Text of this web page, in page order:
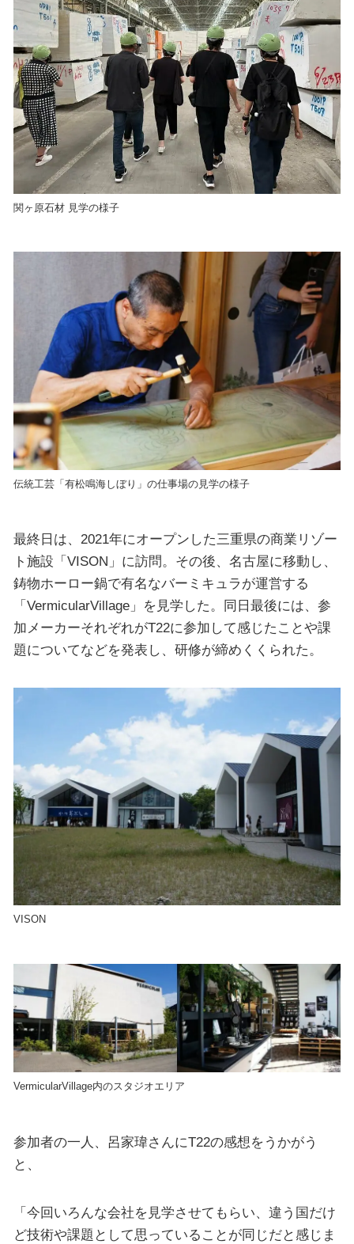
関ヶ原石材 見学の様子
伝統工芸「有松鳴海しぼり」の仕事場の見学の様子
最終日は、2021年にオープンした三重県の商業リゾー
ト施設「VISON」に訪問。その後、名古屋に移動し、
鋳物ホーロー鍋で有名なバーミキュラが運営する
「VermicularVillage」を見学した。同日最後には、参
加メーカーそれぞれがT22に参加して感じたことや課
題についてなどを発表し、研修が締めくくられた。
VISON
VermicularVillage内のスタジオエリア
参加者の一人、呂家瑋さんにT22の感想をうかがう
と、
「今回いろんな会社を見学させてもらい、違う国だけ
ど技術や課題として思っていることが同じだと感じま